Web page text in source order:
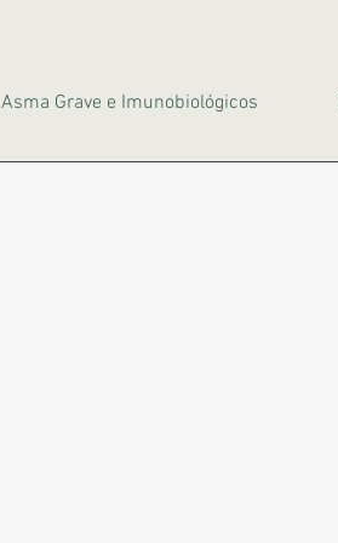
Asma Grave e Imunobiológicos